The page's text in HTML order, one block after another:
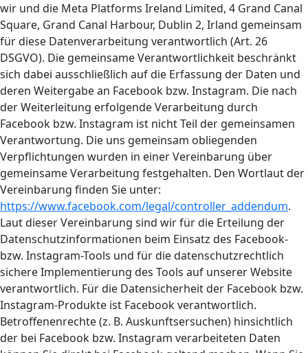
wir und die Meta Platforms Ireland Limited, 4 Grand Canal
Square, Grand Canal Harbour, Dublin 2, Irland gemeinsam
für diese Datenverarbeitung verantwortlich (Art. 26
DSGVO). Die gemeinsame Verantwortlichkeit beschränkt
sich dabei ausschließlich auf die Erfassung der Daten und
deren Weitergabe an Facebook bzw. Instagram. Die nach
der Weiterleitung erfolgende Verarbeitung durch
Facebook bzw. Instagram ist nicht Teil der gemeinsamen
Verantwortung. Die uns gemeinsam obliegenden
Verpflichtungen wurden in einer Vereinbarung über
gemeinsame Verarbeitung festgehalten. Den Wortlaut der
Vereinbarung finden Sie unter:
https://www.facebook.com/legal/controller_addendum.
Laut dieser Vereinbarung sind wir für die Erteilung der
Datenschutzinformationen beim Einsatz des Facebook-
bzw. Instagram-Tools und für die datenschutzrechtlich
sichere Implementierung des Tools auf unserer Website
verantwortlich. Für die Datensicherheit der Facebook bzw.
Instagram-Produkte ist Facebook verantwortlich.
Betroffenenrechte (z. B. Auskunftsersuchen) hinsichtlich
der bei Facebook bzw. Instagram verarbeiteten Daten